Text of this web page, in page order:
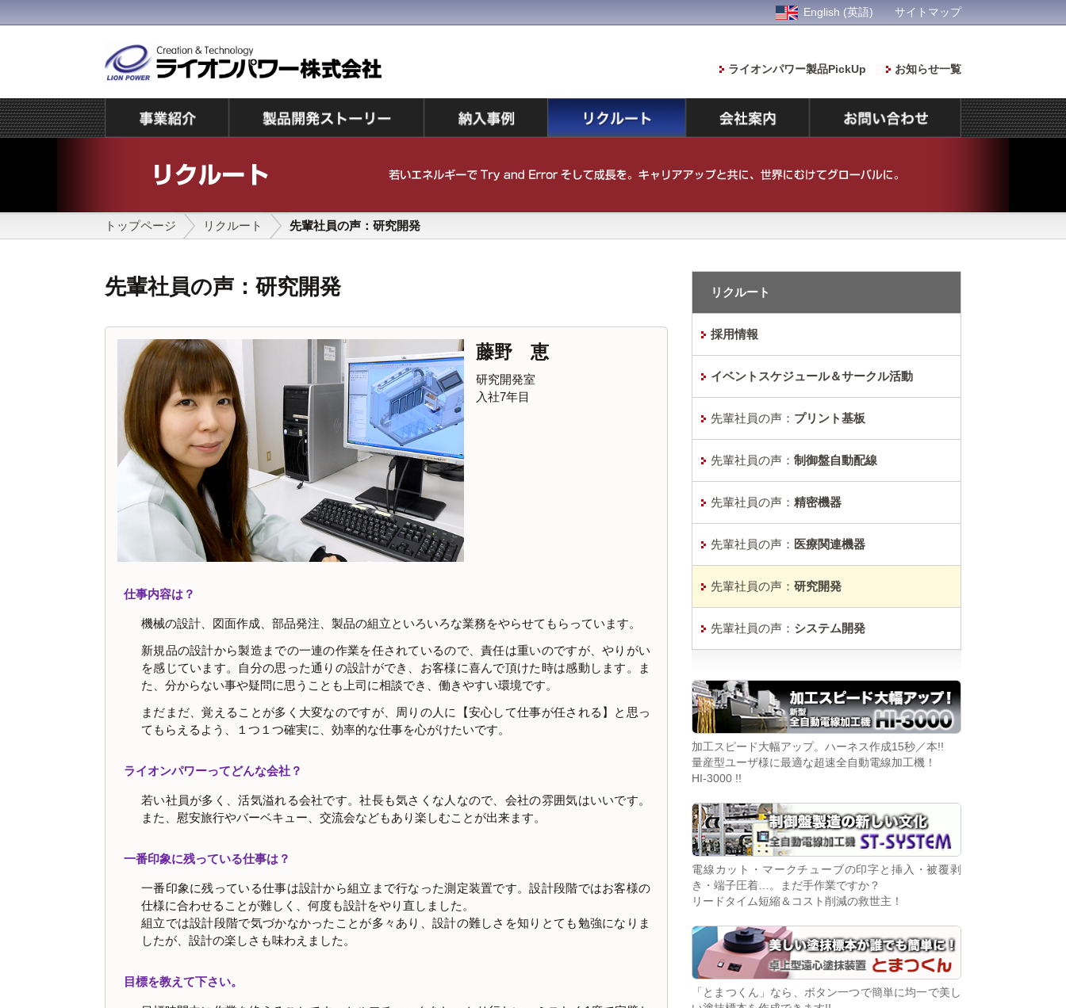
English (英語) サイトマップ
ライオンパワー製品PickUp お知らせ一覧
トップページ リクルート 先輩社員の声：研究開発
先輩社員の声：研究開発
藤野 恵
研究開発室
入社7年目
仕事内容は？
機械の設計、図面作成、部品発注、製品の組立といろいろな業務をやらせてもらっています。
新規品の設計から製造までの一連の作業を任されているので、責任は重いのですが、やりがい
を感じています。自分の思った通りの設計ができ、お客様に喜んで頂けた時は感動します。ま
た、分からない事や疑問に思うことも上司に相談でき、働きやすい環境です。
まだまだ、覚えることが多く大変なのですが、周りの人に【安心して仕事が任される】と思っ
てもらえるよう、１つ１つ確実に、効率的な仕事を心がけたいです。
ライオンパワーってどんな会社？
若い社員が多く、活気溢れる会社です。社長も気さくな人なので、会社の雰囲気はいいです。
また、慰安旅行やバーベキュー、交流会などもあり楽しむことが出来ます。
一番印象に残っている仕事は？
一番印象に残っている仕事は設計から組立まで行なった測定装置です。設計段階ではお客様の
仕様に合わせることが難しく、何度も設計をやり直しました。
組立では設計段階で気づかなかったことが多々あり、設計の難しさを知りとても勉強になりま
したが、設計の楽しさも味わえました。
目標を教えて下さい。
リクルート
採用情報
イベントスケジュール＆サークル活動
先輩社員の声： プリント基板
先輩社員の声： 制御盤自動配線
先輩社員の声： 精密機器
先輩社員の声： 医療関連機器
先輩社員の声： 研究開発
先輩社員の声： システム開発
用ラックへ自動で移載。煩わしい入れ替え作業をなく
す「いえかえくん」！
加工スピード大幅アップ。ハーネス作成15秒／本!!
量産型ユーザ様に最適な超速全自動電線加工機！
HI-3000 !!
電線カット・マークチューブの印字と挿入・被覆剥
き・端子圧着…。まだ手作業ですか？
リードタイム短縮＆コスト削減の救世主！
「とまつくん」なら、ボタン一つで簡単に均一で美し